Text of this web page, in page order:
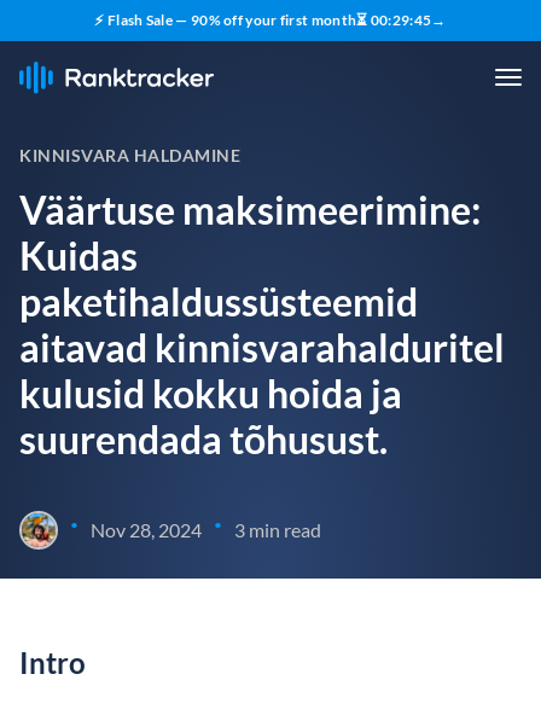
⚡ Flash Sale — 90% off your first month⏳ 00:29:44→
KINNISVARA HALDAMINE
Väärtuse maksimeerimine:
Kuidas
paketihaldussüsteemid
aitavad kinnisvarahalduritel
kulusid kokku hoida ja
suurendada tõhusust.
• Nov 28, 2024 • 3 min read
Intro